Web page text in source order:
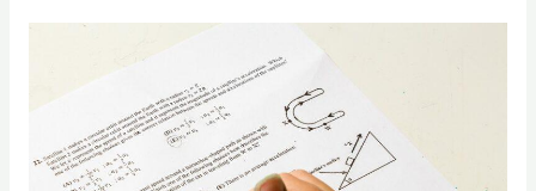
Vorbereitung
zur
perfekten